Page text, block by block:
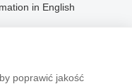
poprawić jakość
in English